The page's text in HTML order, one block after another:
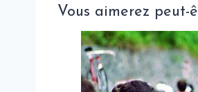
Vous aimerez peut-